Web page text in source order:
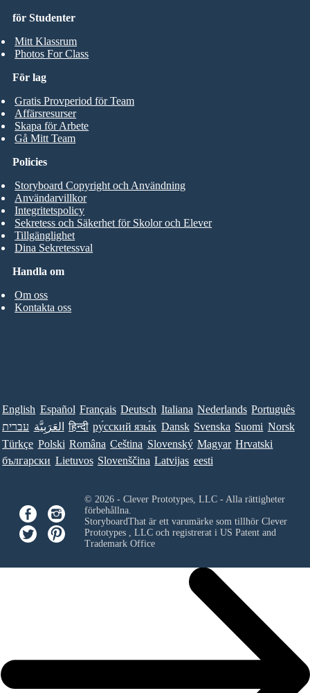
för Studenter
Mitt Klassrum
Photos For Class
För lag
Gratis Provperiod för Team
Affärsresurser
Skapa för Arbete
Gå Mitt Team
Handla om
Om oss
Kontakta oss
Policies
Storyboard Copyright och Användning
Användarvillkor
Integritetspolicy
Sekretess och Säkerhet för Skolor och Elever
Tillgänglighet
Dina Sekretessval
English Español Français Deutsch Italiana Nederlands Português
עברית العَرَبِيَّة हिन्दी ру́сский язы́к Dansk Svenska Suomi Norsk
Türkçe Polski Româna Ceština Slovenský Magyar Hrvatski
български Lietuvos Slovenščina Latvijas eesti
© 2026 - Clever Prototypes, LLC - Alla rättigheter
förbehållna.
StoryboardThat är ett varumärke som tillhör Clever
Prototypes , LLCoch registrerat i US Patent and
Trademark Office